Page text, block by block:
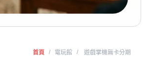
首頁 / 電玩館 / 遊戲掌機無卡分期